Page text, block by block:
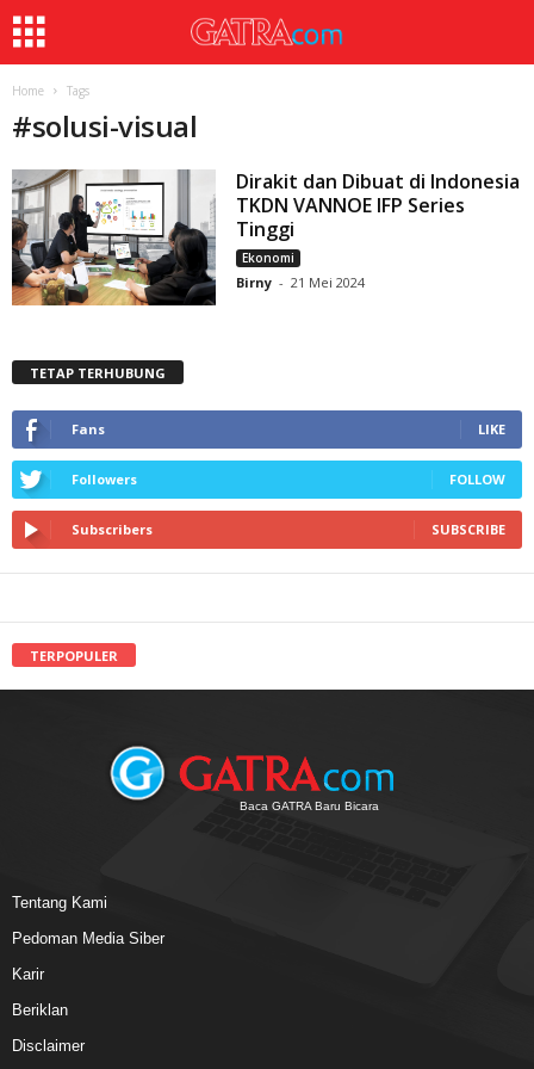
Home Tags
#solusi-visual
Dirakit dan Dibuat di Indonesia
TKDN VANNOE IFP Series
Tinggi
Ekonomi
Birny - 21 Mei 2024
TETAP TERHUBUNG
Fans LIKE
Followers FOLLOW
Subscribers SUBSCRIBE
TERPOPULER
Baca GATRA Baru Bicara
Tentang Kami
Pedoman Media Siber
Karir
Beriklan
Disclaimer